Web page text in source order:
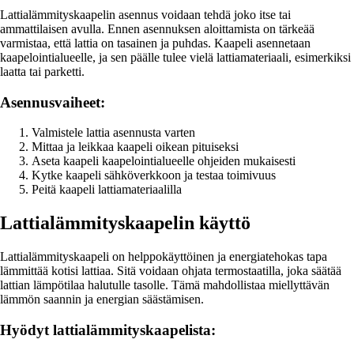
Lattialämmityskaapelin asennus voidaan tehdä joko itse tai
ammattilaisen avulla. Ennen asennuksen aloittamista on tärkeää
varmistaa, että lattia on tasainen ja puhdas. Kaapeli asennetaan
kaapelointialueelle, ja sen päälle tulee vielä lattiamateriaali, esimerkiksi
laatta tai parketti.
Asennusvaiheet:
Valmistele lattia asennusta varten
Mittaa ja leikkaa kaapeli oikean pituiseksi
Aseta kaapeli kaapelointialueelle ohjeiden mukaisesti
Kytke kaapeli sähköverkkoon ja testaa toimivuus
Peitä kaapeli lattiamateriaalilla
Lattialämmityskaapelin käyttö
Lattialämmityskaapeli on helppokäyttöinen ja energiatehokas tapa
lämmittää kotisi lattiaa. Sitä voidaan ohjata termostaatilla, joka säätää
lattian lämpötilaa halutulle tasolle. Tämä mahdollistaa miellyttävän
lämmön saannin ja energian säästämisen.
Hyödyt lattialämmityskaapelista: